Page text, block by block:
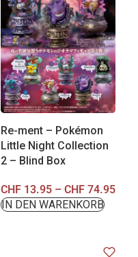
Re-ment – Pokémon
Little Night Collection
2 – Blind Box
CHF13.95 – CHF74.95
IN DEN WARENKORB